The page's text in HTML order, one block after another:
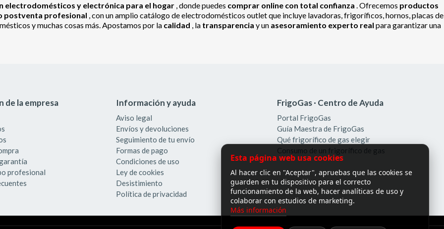
electrodomésticos y electrónica para el hogar , donde puedes comprar online con total confianza . Ofrecemos productos
postventa profesional , con un amplio catálogo de electrodomésticos outlet que incluye lavadoras, frigoríficos, hornos, placas de
y muchas cosas más. Apostamos por la calidad , la transparencia y un asesoramiento experto real para garantizar una
de la empresa
profesional
Información y ayuda
Aviso legal
Envíos y devoluciones
Seguimiento de tu envío
Formas de pago
Condiciones de uso
Ley de cookies
Desistimiento
Política de privacidad
FrigoGas · Centro de Ayuda
Portal FrigoGas
Guía Maestra de FrigoGas
Qué frigorífico de gas elegir
Consumo de un frigorífico de gas
Esta página web usa cookies
Al hacer clic en "Aceptar", apruebas que las cookies se
guarden en tu dispositivo para el correcto
funcionamiento de la web, hacer analíticas de uso y
colaborar con estudios de marketing.
Más información